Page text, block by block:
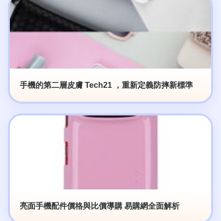
手機的第二層皮膚 Tech21 ，重新定義防摔新標準
亮面手機配件價格與比價導購 易購網全面解析